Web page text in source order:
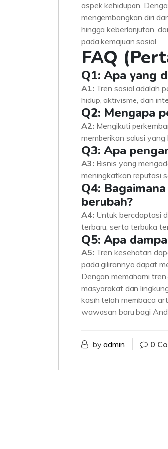
aspek kehidupan.
mengembangkan diri
hingga keberlanjutan,
pada kemajuan sosial.
FAQ
Q1: Apa yang
A1: Tren sosial adalah
hidup, aktivisme, dan
Q2: Mengapa
A2: Mengikuti
memberikan solusi
Q3: Apa
A3: Bisnis yang
meningkatkan reputasi
Q4:
berubah?
A4: Untuk beradaptasi
terbaru, serta terbuka
Q5: Apa
A5: Tren kesehatan
pada gilirannya dapat
Dengan memahami
masyarakat dan
kasih telah membaca
wawasan baru bagi
by admin 0